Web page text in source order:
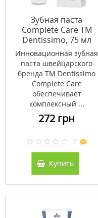
Зубная паста
Complete Care ТМ
Dentissimo, 75 мл
Инновационная зубная
паста швейцарского
бренда ТМ Dentissimo
Complete Care
обеспечивает
комплексный ...
272 грн
0
Купить